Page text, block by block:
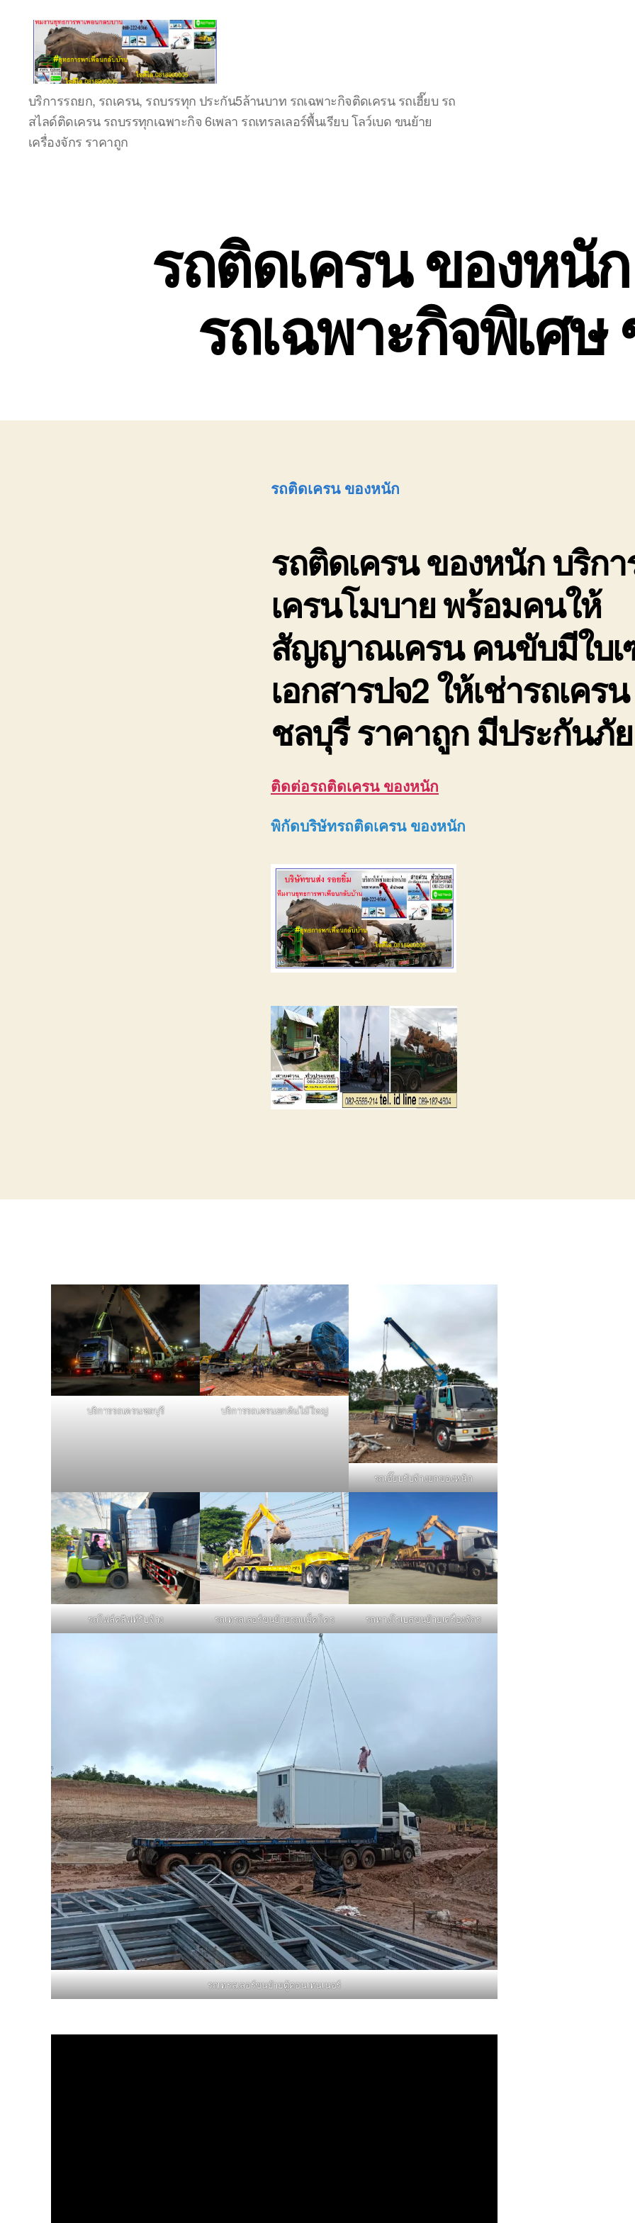
ชลบุรี
รถ
เครน
ยก
ของ
บริการรถยก, รถเครน, รถบรรทุก ประกัน5ล้านบาท รถเฉพาะกิจติดเครน รถเฮี๊ยบ รถ
สไลด์ติดเครน รถบรรทุกเฉพาะกิจ 6เพลา รถเทรลเลอร์พื้นเรียบ โลว์เบด ขนย้าย
เครื่องจักร ราคาถูก
รถติดเครน ของหนั
รถเฉพาะกิจพิเศษ
รถติดเครน ของหนัก
รถติดเครน ของหนักบริกา
เครนโมบาย พร้อมคนให้
สัญญาณเครน คนขับมีใบเ
เอกสารปจ2 ให้เช่ารถเครน
ชลบุรี ราคาถูก มีประกันภัย
ติดต่อรถติดเครน ของหนัก
พิกัดบริษัทรถติดเครน ของหนัก
บริการรถเครนชลบุรี บริการรถเครนยกต้นไม้ใหญ่
รถเฮี๊ยบรับจ้างยกของหนัก
รถโฟล์คลิฟท์รับจ้าง รถเทรลเลอร์ขนย้ายรถแม็คโคร รถหางโรเบสขนย้ายเครื่องจักร
รถเทรลเลอร์ขนย้ายตู้คอนเทนเนอร์